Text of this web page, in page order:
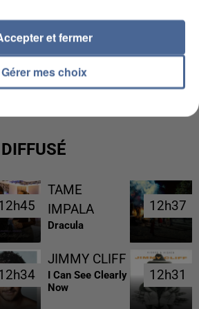
SUPPOSÉS DE LA DZ
EN ALGÉRIE
TAME
IMPALA
Dracula
12h37
12h37
JIMMY CLIFF
I Can See Clearly
Now
12h31
12h31
Gérer mes choix
et fermer